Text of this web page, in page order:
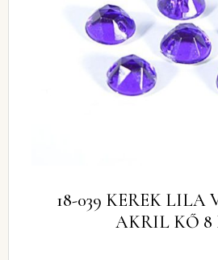
18-039 KEREK LILA
AKRIL KŐ 8